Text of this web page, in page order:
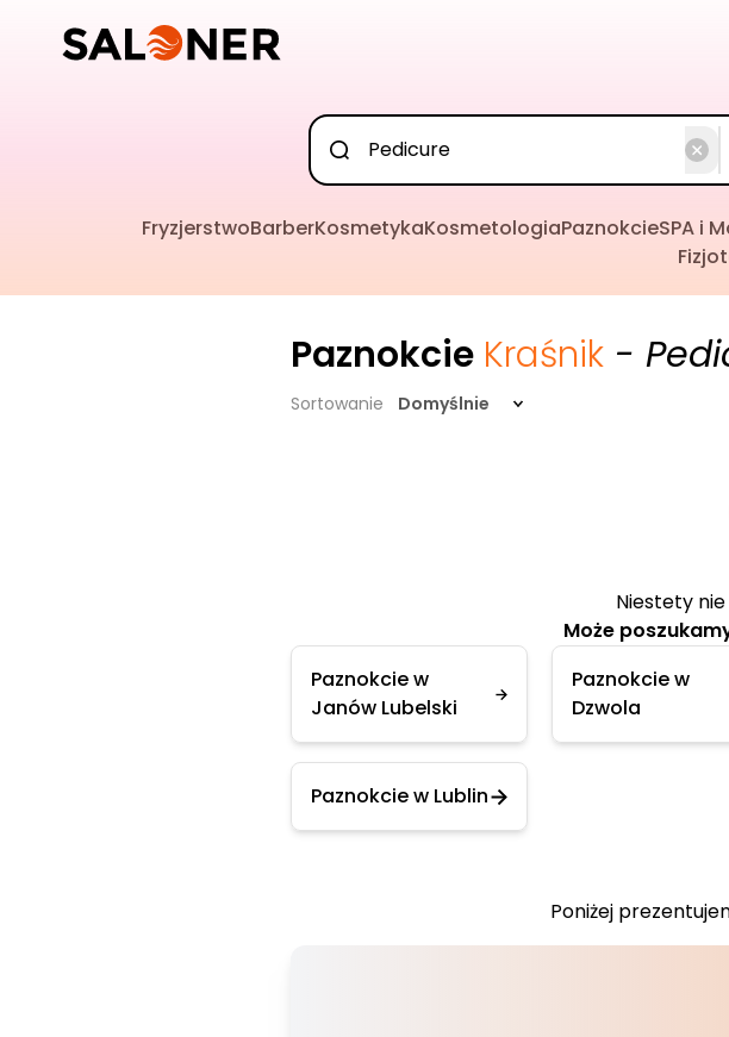
FryzjerstwoBarberKosmetykaKosmetologiaPaznokcieSPA i
Paznokcie Kraśnik -
Sortowanie Domyślnie
Niestety
Może
Paznokcie w
Janów Lubelski
Paznokcie w
Dzwola
Paznokcie w Lublin
Poniżej